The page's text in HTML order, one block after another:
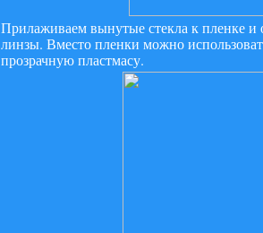
Прилаживаем вынутые стекла к пленке и
линзы. Вместо пленки можно
прозрачную пластмасу.